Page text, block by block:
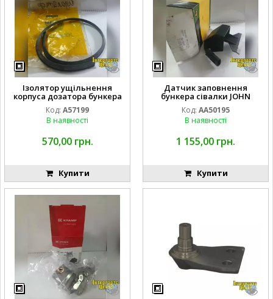
Ізолятор ущільнення
корпуса дозатора бункера
John Deere 1910 A57199
Код: A57199
В наявності
570,00 грн.
Купити
Датчик заповнення
бункера сівалки JOHN
DEERE 1910 1890 AA50195
Код: AA50195
В наявності
1 155,00 грн.
Купити